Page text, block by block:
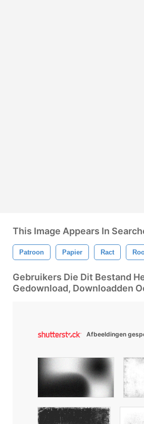
This Image Appears In
Patroon Papier Ract
Gebruikers Die Dit Bestand
Gedownload, Downloadden
Afbeeldingen